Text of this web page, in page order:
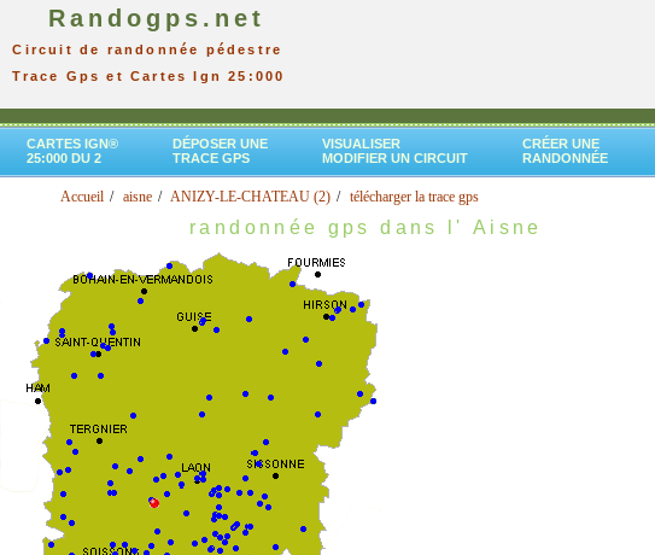
Randogps.net
Circuit de randonnée pédestre
Trace Gps et Cartes Ign 25:000
CARTES IGN®
25:000 DU 2
DÉPOSER UNE
TRACE GPS
VISUALISER
MODIFIER UN CIRCUIT
CRÉER UNE
RANDONNÉE
Accueil aisne ANIZY-LE-CHATEAU (2) télécharger la trace gps
randonnée gps dans l' Aisne